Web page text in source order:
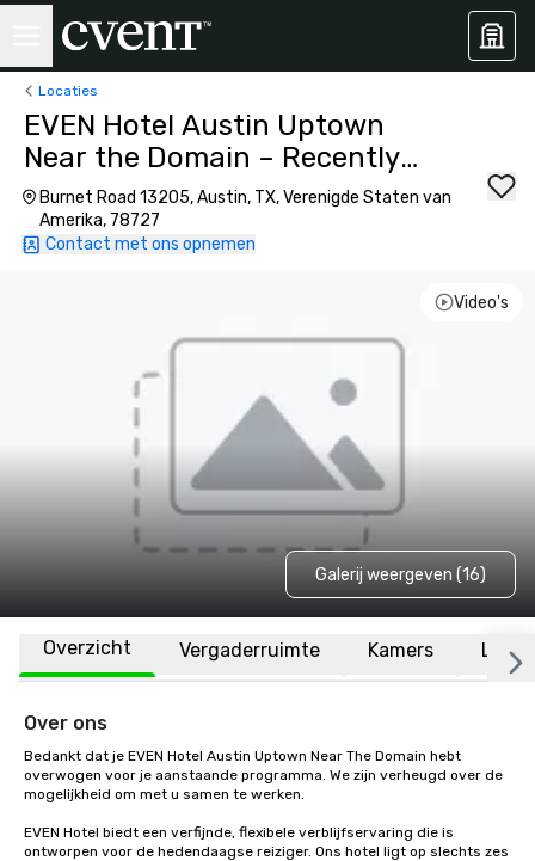
Locaties
EVEN Hotel Austin Uptown
Near the Domain – Recently
Opened
Burnet Road 13205, Austin, TX, Verenigde Staten van
Amerika, 78727
Contact met ons opnemen
Video's
Galerij weergeven (16)
Overzicht Vergaderruimte Kamers
Over ons
Bedankt dat je EVEN Hotel Austin Uptown Near The Domain hebt
overwogen voor je aanstaande programma. We zijn verheugd over de
mogelijkheid om met u samen te werken.
EVEN Hotel biedt een verfijnde, flexibele verblijfservaring die is
ontworpen voor de hedendaagse reiziger. Ons hotel ligt op slechts zes